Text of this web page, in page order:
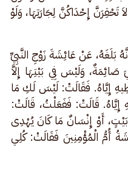
إِحْدَاكُنَّ لِجَارَتِهَا، وَلَوْ
بَلَغَهُ، عَنْ عَائِشَةَ زَوْجِ النَّبِيِّ
وَلَيْسَ فِي بَيْتِهَا إِلاَّ
إِيَّاهُ. فَقَالَتْ: لَيْسَ لَكِ مَا
إِيَّاهُ. قَالَتْ: فَفَعَلْتُ، قَالَتْ:
أَوْ إِنْسَانٌ مَا كَانَ يُهْدِى
أُمُّ الْمُؤْمِنِينَ فَقَالَتْ: كُلِي